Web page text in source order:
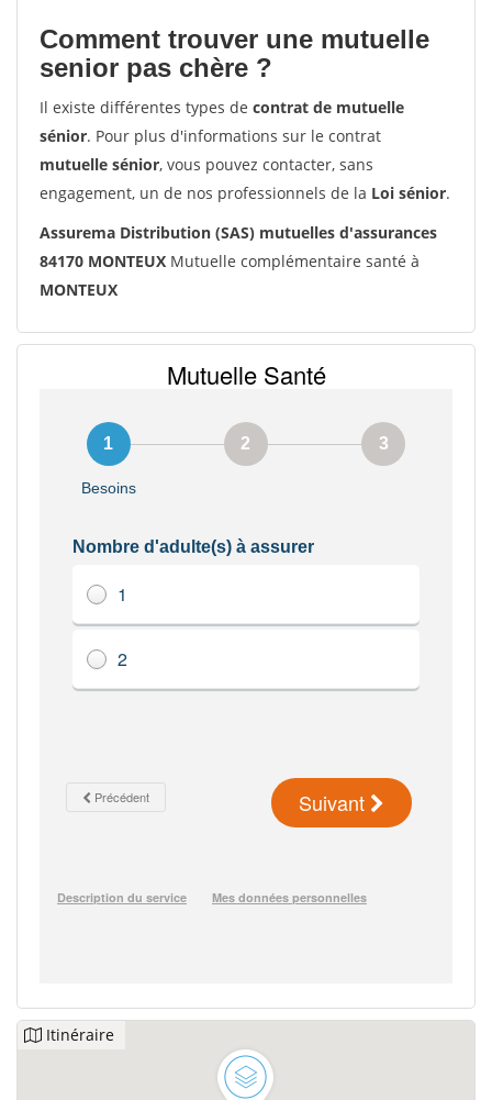
Comment trouver une mutuelle
senior pas chère ?
Il existe différentes types de contrat de mutuelle
sénior. Pour plus d'informations sur le contrat
mutuelle sénior, vous pouvez contacter, sans
engagement, un de nos professionnels de la Loi sénior.
Assurema Distribution (SAS) mutuelles d'assurances
84170 MONTEUX Mutuelle complémentaire santé à
MONTEUX
Itinéraire